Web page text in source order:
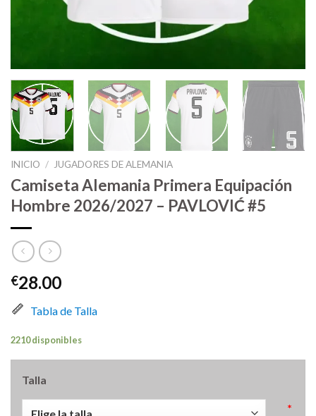
INICIO / JUGADORES DE ALEMANIA
Camiseta Alemania Primera Equipación
Hombre 2026/2027 – PAVLOVIĆ #5
€28.00
Tabla de Talla
2210 disponibles
Talla
*